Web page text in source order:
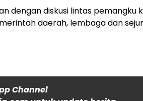
dengan diskusi lintas pemangku
daerah, lembaga dan
Channel